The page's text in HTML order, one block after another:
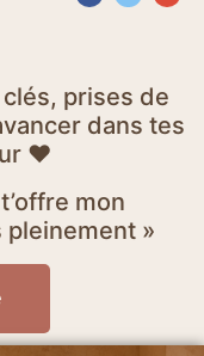
prises de
dans tes
♥
mon
pleinement »